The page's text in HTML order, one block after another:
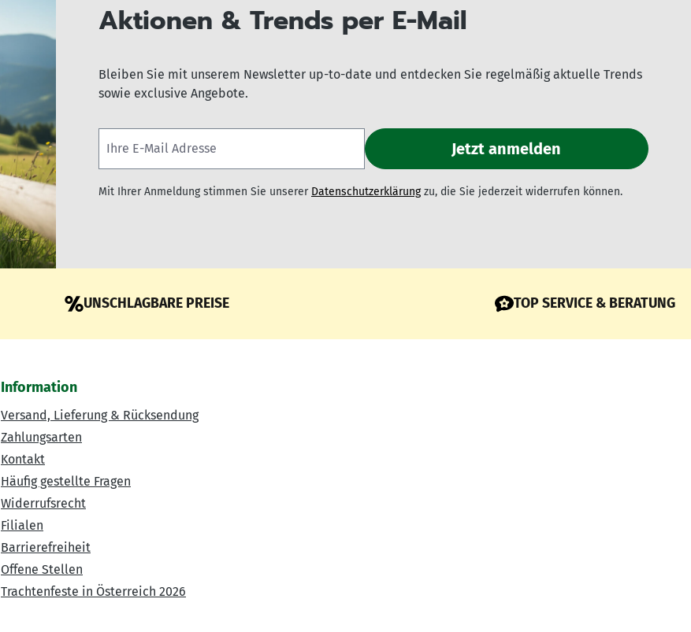
Aktionen & Trends per E-Mail
Bleiben Sie mit unserem Newsletter up-to-date und entdecken Sie regelmäßig aktuelle Trends
sowie exclusive Angebote.
Mit Ihrer Anmeldung stimmen Sie unserer Datenschutzerklärungzu, die Sie jederzeit widerrufen können.
UNSCHLAGBARE PREISE TOP SERVICE & BERATUNG
Information
Versand, Lieferung & Rücksendung
Zahlungsarten
Kontakt
Häufig gestellte Fragen
Widerrufsrecht
Filialen
Barrierefreiheit
Offene Stellen
Trachtenfeste in Österreich 2026